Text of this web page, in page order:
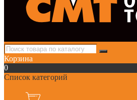
Корзина
0
Список категорий